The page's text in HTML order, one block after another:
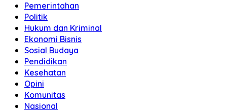
Pemerintahan
Politik
Hukum dan Kriminal
Ekonomi Bisnis
Sosial Budaya
Pendidikan
Kesehatan
Opini
Komunitas
Nasional